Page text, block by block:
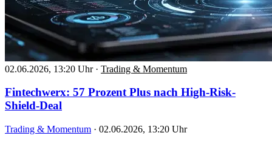
02.06.2026, 13:20 Uhr · Trading & Momentum
Fintechwerx: 57 Prozent Plus nach High-Risk-
Shield-Deal
Trading & Momentum · 02.06.2026, 13:20 Uhr